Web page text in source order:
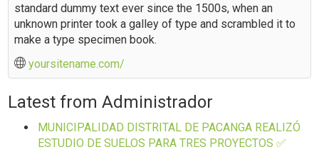
standard dummy text ever since the 1500s, when an
unknown printer took a galley of type and scrambled it to
make a type specimen book.
yoursitename.com/
Latest from Administrador
MUNICIPALIDAD DISTRITAL DE PACANGA REALIZÓ
ESTUDIO DE SUELOS PARA TRES PROYECTOS ✅